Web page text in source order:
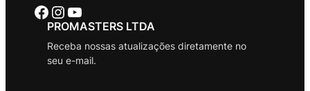
Facebook Instagram Youtube
PROMASTERS LTDA
Receba nossas atualizações diretamente no
seu e-mail.